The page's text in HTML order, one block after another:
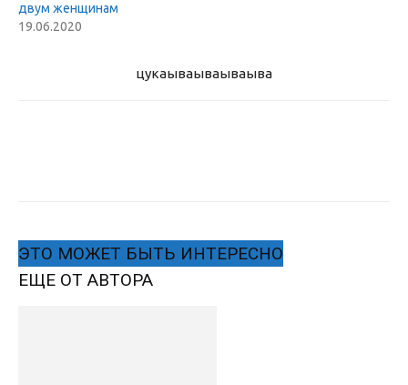
двум женщинам
19.06.2020
цукаываываываыва
ЭТО МОЖЕТ БЫТЬ ИНТЕРЕСНО
ЕЩЕ ОТ АВТОРА